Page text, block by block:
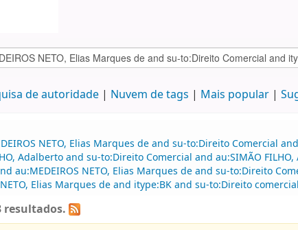
de autoridade Nuvem de tags Mais popular
NETO, Elias Marques de and su-to:Direito Comercial
Adalberto and su-to:Direito Comercial and au:SIMÃO
au:MEDEIROS NETO, Elias Marques de and su-to:Direito
Elias Marques de and itype:BK and su-to:Direito
resultados.